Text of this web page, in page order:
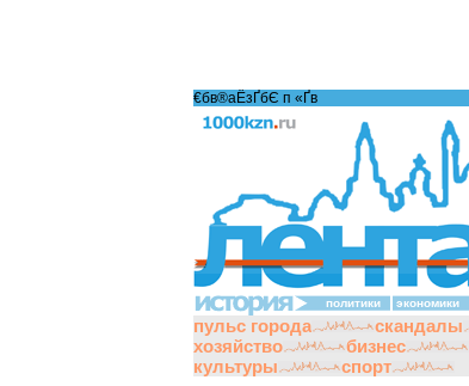
€бв®аЁзҐбЄ п «Ґ­в
политики экономики
пульс города скандалы
хозяйство
бизнес
культуры
спорт